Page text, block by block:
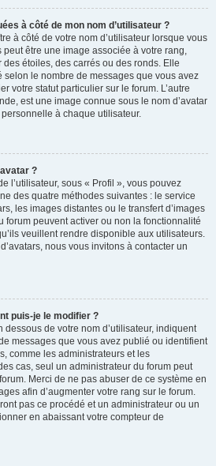
à côté de mon nom d’utilisateur ?
à côté de votre nom d’utilisateur lorsque vous
peut être une image associée à votre rang,
étoiles, des carrés ou des ronds. Elle
selon le nombre de messages que vous avez
votre statut particulier sur le forum. L’autre
est une image connue sous le nom d’avatar
à chaque utilisateur.
?
l’utilisateur, sous « Profil », vous pouvez
des quatre méthodes suivantes : le service
les images distantes ou le transfert d’images
forum peuvent activer ou non la fonctionnalité
veuillent rendre disponible aux utilisateurs.
nous vous invitons à contacter un
puis-je le modifier ?
dessous de votre nom d’utilisateur, indiquent
messages que vous avez publié ou identifient
comme les administrateurs et les
cas, seul un administrateur du forum peut
Merci de ne pas abuser de ce système en
afin d’augmenter votre rang sur le forum.
pas ce procédé et un administrateur ou un
en abaissant votre compteur de